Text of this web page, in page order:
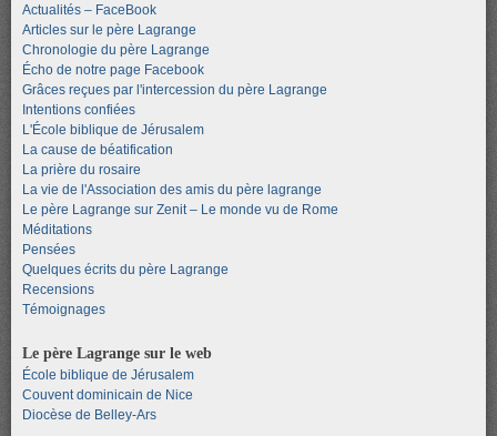
Actualités – FaceBook
Articles sur le père Lagrange
Chronologie du père Lagrange
Écho de notre page Facebook
Grâces reçues par l'intercession du père Lagrange
Intentions confiées
L'École biblique de Jérusalem
La cause de béatification
La prière du rosaire
La vie de l'Association des amis du père lagrange
Le père Lagrange sur Zenit – Le monde vu de Rome
Méditations
Pensées
Quelques écrits du père Lagrange
Recensions
Témoignages
Le père Lagrange sur le web
École biblique de Jérusalem
Couvent dominicain de Nice
Diocèse de Belley-Ars